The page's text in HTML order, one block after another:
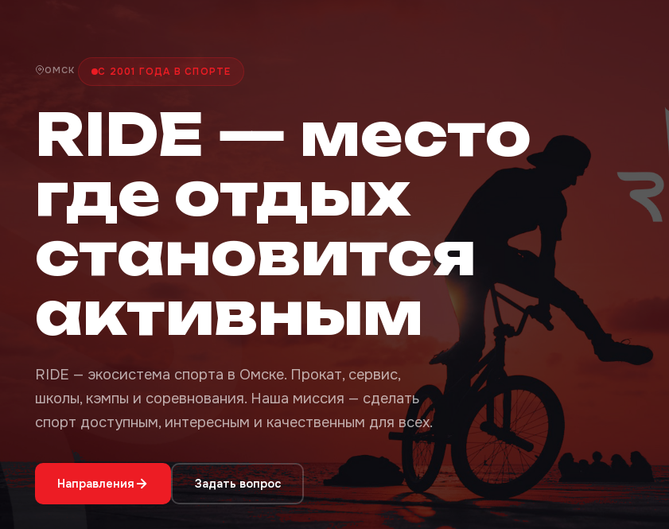
ОМСК С 2001 ГОДА В СПОРТЕ
RIDE — место
где отдых
становится
активным
RIDE — экосистема спорта в Омске. Прокат, сервис,
школы, кэмпы и соревнования. Наша миссия — сделать
спорт доступным, интересным и качественным для всех.
Направления Задать вопрос